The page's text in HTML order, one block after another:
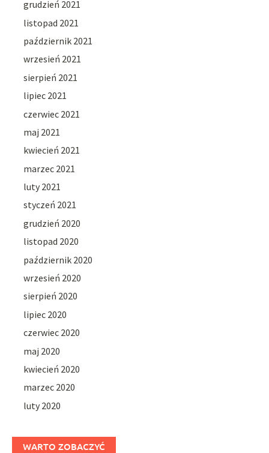
grudzień 2021
listopad 2021
październik 2021
wrzesień 2021
sierpień 2021
lipiec 2021
czerwiec 2021
maj 2021
kwiecień 2021
marzec 2021
luty 2021
styczeń 2021
grudzień 2020
listopad 2020
październik 2020
wrzesień 2020
sierpień 2020
lipiec 2020
czerwiec 2020
maj 2020
kwiecień 2020
marzec 2020
luty 2020
WARTO ZOBACZYĆ